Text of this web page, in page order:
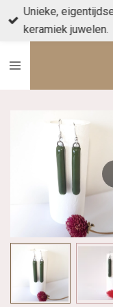
Ga
direct
de
Unieke,
keramiek juwelen.